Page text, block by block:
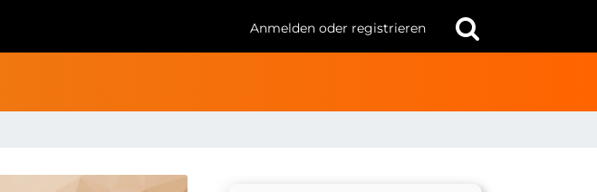
Anmelden oder registrieren